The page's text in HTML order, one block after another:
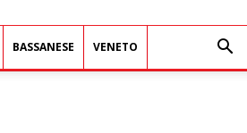
BASSANESE VENETO